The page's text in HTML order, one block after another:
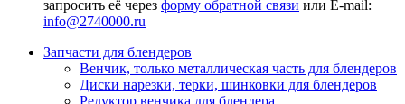
запросить её через форму обратной связи или E-mail:
info@2740000.ru
Запчасти для блендеров
Венчик, только металлическая часть для блендеров
Диски нарезки, терки, шинковки для блендеров
Редуктор венчика для блендера